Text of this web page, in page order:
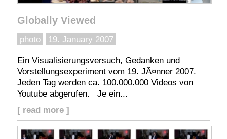
Globally Viewed
photo 19. January 2007
Ein Visualisierungsversuch, Gedanken und
Vorstellungsexperiment vom 19. JÃ¤nner 2007.
Jeden Tag werden ca. 100.000.000 Videos von
Youtube abgerufen. Je ein...
[ read more ]